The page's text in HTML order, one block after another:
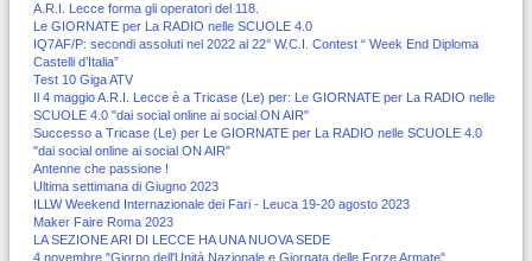
A.R.I. Lecce forma gli operatori del 118.
Le GIORNATE per La RADIO nelle SCUOLE 4.0
IQ7AF/P: secondi assoluti nel 2022 al 22° W.C.I. Contest “ Week End Diploma
Castelli d’Italia”
Test 10 Giga ATV
Il 4 maggio A.R.I. Lecce è a Tricase (Le) per: Le GIORNATE per La RADIO nelle
SCUOLE 4.0 "dai social online ai social ON AIR"
Successo a Tricase (Le) per Le GIORNATE per La RADIO nelle SCUOLE 4.0
"dai social online ai social ON AIR"
Antenne che passione !
Ultima settimana di Giugno 2023
ILLW Weekend Internazionale dei Fari - Leuca 19-20 agosto 2023
Maker Faire Roma 2023
LA SEZIONE ARI DI LECCE HA UNA NUOVA SEDE
4 novembre "Giorno dell'Unità Nazionale e Giornata delle Forze Armate"